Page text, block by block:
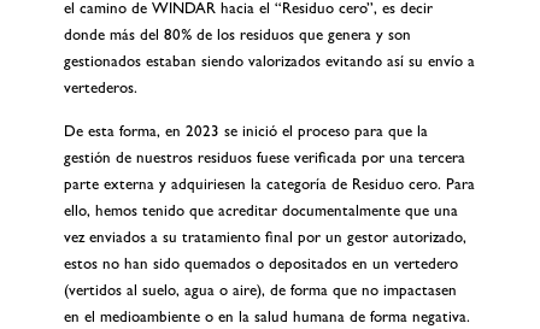
el camino de WINDAR hacia el “Residuo cero”, es decir
donde más del 80% de los residuos que genera y son
gestionados estaban siendo valorizados evitando así su envío a
vertederos.
De esta forma, en 2023 se inició el proceso para que la
gestión de nuestros residuos fuese verificada por una tercera
parte externa y adquiriesen la categoría de Residuo cero. Para
ello, hemos tenido que acreditar documentalmente que una
vez enviados a su tratamiento final por un gestor autorizado,
estos no han sido quemados o depositados en un vertedero
(vertidos al suelo, agua o aire), de forma que no impactasen
en el medioambiente o en la salud humana de forma negativa.